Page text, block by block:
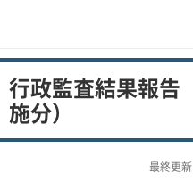
行政監査結果報告
施分）
最終更